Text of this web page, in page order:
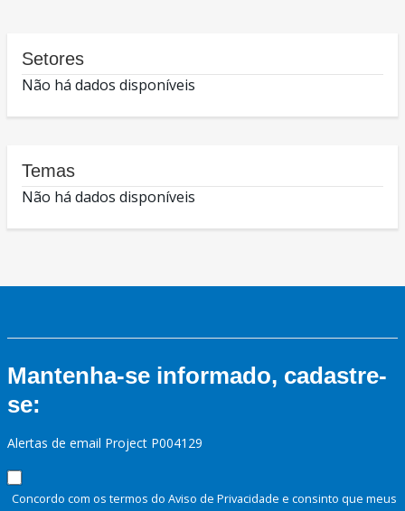
Setores
Não há dados disponíveis
Temas
Não há dados disponíveis
Mantenha-se informado, cadastre-
se:
Alertas de email Project P004129
Concordo com os termos do Aviso de Privacidade e consinto que meus